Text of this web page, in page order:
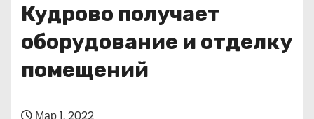
Кудрово получает
оборудование и отделку
помещений